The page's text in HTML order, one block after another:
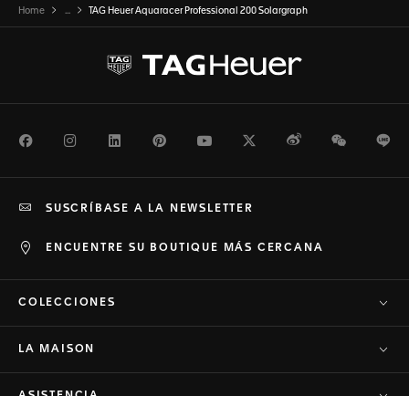
Home ... TAG Heuer Aquaracer Professional 200 Solargraph
FacebookInstagramLinkedInPinterestYoutubeTwitterWeiboWeChat
ENCUENTRE SU BOUTIQUE MÁS CERCANA
SUSCRÍBASE A LA NEWSLETTER
COLECCIONES
LA MAISON